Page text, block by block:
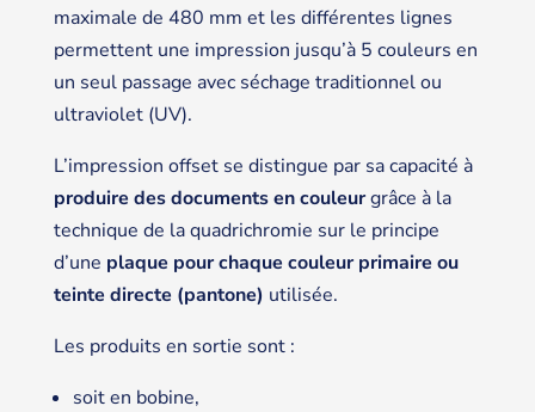
maximale de 480 mm et les différentes lignes
permettent une impression jusqu’à 5 couleurs en
un seul passage avec séchage traditionnel ou
ultraviolet (UV).
L’impression offset se distingue par sa capacité à
produire des documents en couleurgrâce à la
technique de la quadrichromie sur le principe
d’une plaque pour chaque couleur primaire ou
teinte directe (pantone) utilisée.
Les produits en sortie sont :
soit en bobine,